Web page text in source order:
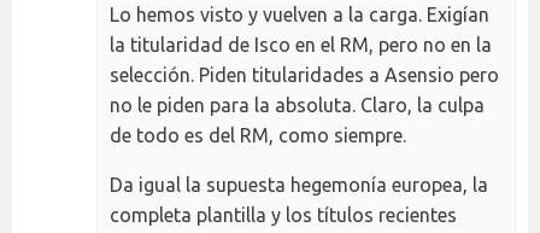
Lo hemos visto y vuelven a la carga. Exigían
la titularidad de Isco en el RM, pero no en la
selección. Piden titularidades a Asensio pero
no le piden para la absoluta. Claro, la culpa
de todo es del RM, como siempre.
Da igual la supuesta hegemonía europea, la
completa plantilla y los títulos recientes